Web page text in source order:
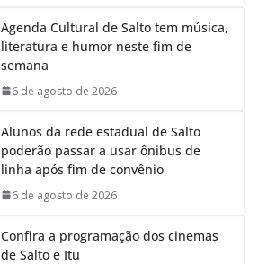
Agenda Cultural de Salto tem música,
literatura e humor neste fim de
semana
6 de agosto de 2026
Alunos da rede estadual de Salto
poderão passar a usar ônibus de
linha após fim de convênio
6 de agosto de 2026
Confira a programação dos cinemas
de Salto e Itu